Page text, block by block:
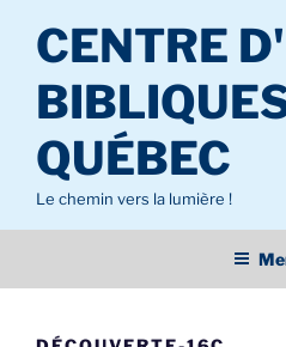
contenu
principal
CENTRE
QUÉBEC
Le chemin vers la lumière !